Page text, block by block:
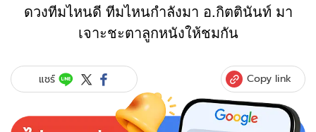
ดวงทีมไหนดี ทีมไหนกำลังมา อ.กิตตินันท์ มา
เจาะชะตาลูกหนังให้ชมกัน
แชร์ Copy link